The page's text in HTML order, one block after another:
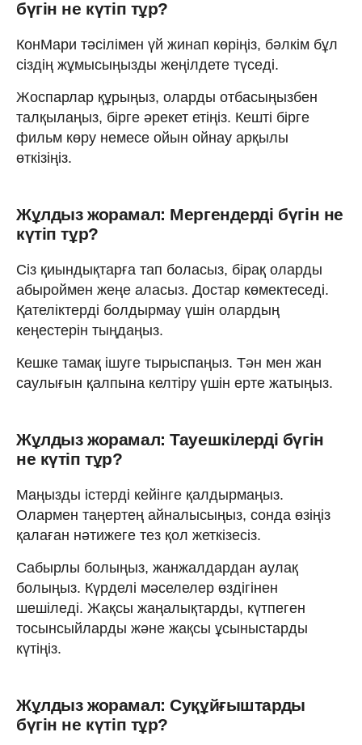
бүгін не күтіп тұр?
КонМари тәсілімен үй жинап көріңіз, бәлкім бұл
сіздің жұмысыңызды жеңілдете түседі.
Жоспарлар құрыңыз, оларды отбасыңызбен
талқылаңыз, бірге әрекет етіңіз. Кешті бірге
фильм көру немесе ойын ойнау арқылы
өткізіңіз.
Жұлдыз жорамал: Мергендерді бүгін не
күтіп тұр?
Сіз қиындықтарға тап боласыз, бірақ оларды
абыроймен жеңе аласыз. Достар көмектеседі.
Қателіктерді болдырмау үшін олардың
кеңестерін тыңдаңыз.
Кешке тамақ ішуге тырыспаңыз. Тән мен жан
саулығын қалпына келтіру үшін ерте жатыңыз.
Жұлдыз жорамал: Тауешкілерді бүгін
не күтіп тұр?
Маңызды істерді кейінге қалдырмаңыз.
Олармен таңертең айналысыңыз, сонда өзіңіз
қалаған нәтижеге тез қол жеткізесіз.
Сабырлы болыңыз, жанжалдардан аулақ
болыңыз. Күрделі мәселелер өздігінен
шешіледі. Жақсы жаңалықтарды, күтпеген
тосынсыйларды және жақсы ұсыныстарды
күтіңіз.
Жұлдыз жорамал: Суқұйғыштарды
бүгін не күтіп тұр?